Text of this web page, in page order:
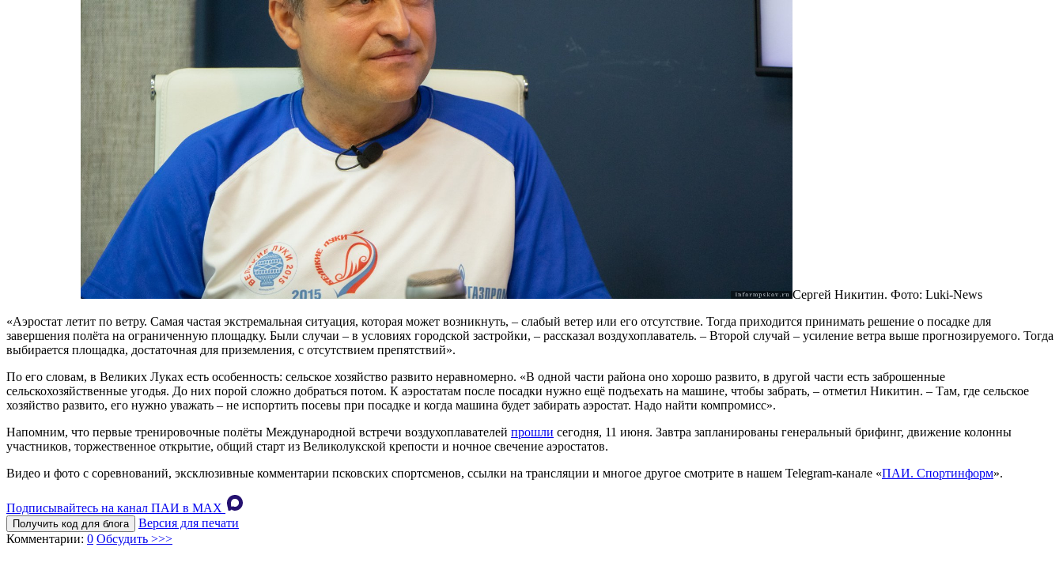
Сергей Никитин. Фото: Luki-News
«Аэростат летит по ветру. Самая частая экстремальная ситуация, которая может возникнуть, – слабый ветер или его отсутствие. Тогда приходится принимать решение о посадке для
завершения полёта на ограниченную площадку. Были случаи – в условиях городской застройки, – рассказал воздухоплаватель. – Второй случай – усиление ветра выше прогнозируемого. Тогда
выбирается площадка, достаточная для приземления, с отсутствием препятствий».
По его словам, в Великих Луках есть особенность: сельское хозяйство развито неравномерно. «В одной части района оно хорошо развито, в другой части есть заброшенные
сельскохозяйственные угодья. До них порой сложно добраться потом. К аэростатам после посадки нужно ещё подъехать на машине, чтобы забрать, – отметил Никитин. – Там, где сельское
хозяйство развито, его нужно уважать – не испортить посевы при посадке и когда машина будет забирать аэростат. Надо найти компромисс».
Напомним, что первые тренировочные полёты Международной встречи воздухоплавателей прошли сегодня, 11 июня. Завтра запланированы генеральный брифинг, движение колонны
участников, торжественное открытие, общий старт из Великолукской крепости и ночное свечение аэростатов.
Видео и фото с соревнований, эксклюзивные комментарии псковских спортсменов, ссылки на трансляции и многое другое смотрите в нашем Telegram-канале «ПАИ. Спортинформ».
Подписывайтесь на канал ПАИ в MAХ
Получить код для блога
Версия для печати
Комментарии: 0 Обсудить >>>